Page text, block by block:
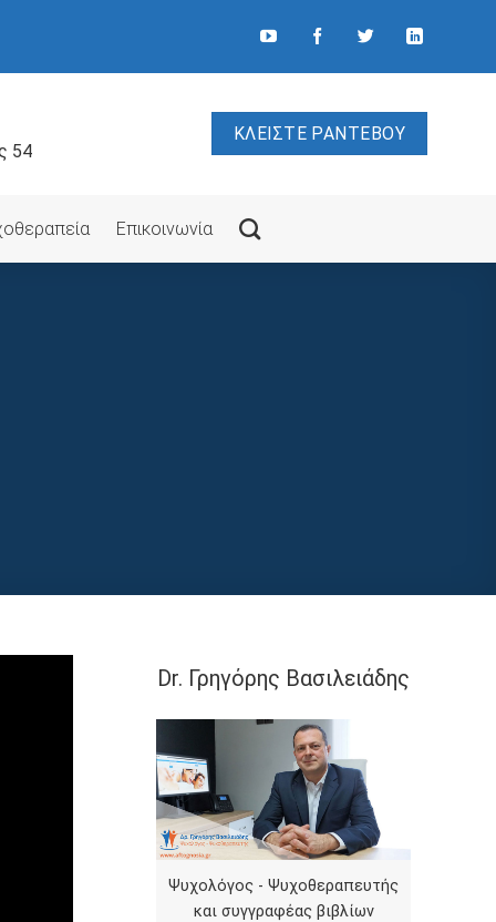
54
ΚΛΕΙΣΤΕ ΡΑΝΤΕΒΟΥ
Επικοινωνία
Dr. Γρηγόρης Βασιλειάδης
Ψυχολόγος - Ψυχοθεραπευτής
και συγγραφέας βιβλίων